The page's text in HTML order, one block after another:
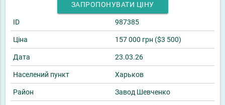
ЗАПРОПОНУВАТИ ЦІНУ
ID 987385
Ціна 157 000 грн ($3 500)
Дата 23.03.26
Населений пункт Харьков
Район Завод Шевченко